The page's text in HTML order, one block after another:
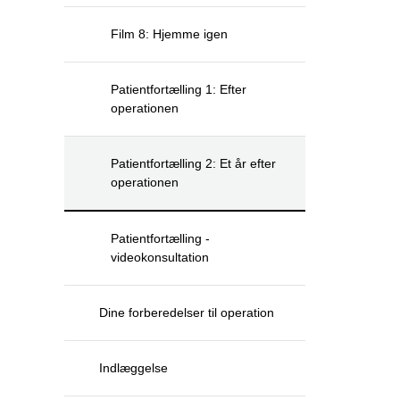
Film 8: Hjemme igen
Patientfortælling 1: Efter
operationen
Patientfortælling 2: Et år efter
operationen
Patientfortælling -
videokonsultation
Dine forberedelser til operation
Indlæggelse